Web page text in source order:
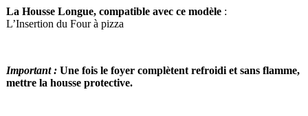
La Housse Longue, compatible avec ce modèle :
L’Insertion du Four à pizza
Important :Une fois le foyer complètent refroidi et sans flamme,
mettre la housse protective.